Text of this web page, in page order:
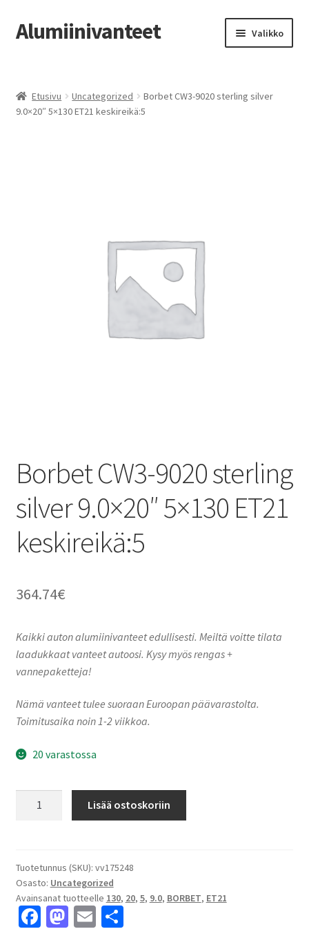
Siirry
navigointiin
Siirry
sisältöön
Alumiinivanteet Valikko
Kauppa
Etusivu Uncategorized
Borbet CW3-9020 sterling silver
9.0×20″ 5×130 ET21 keskireikä:5
Borbet CW3-9020 sterling
silver 9.0×20″ 5×130 ET21
keskireikä:5
364.74€
Kaikki auton alumiinivanteet edullisesti. Meiltä voitte tilata
laadukkaat vanteet autoosi. Kysy myös rengas +
vannepaketteja!
Nämä vanteet tulee suoraan Euroopan päävarastolta.
Toimitusaika noin 1-2 viikkoa.
20 varastossa
silver
9.0x20"
5x130
ET21
Lisää ostoskoriin
Tuotetunnus (SKU): vv175248
Osasto: Uncategorized
Avainsanat tuotteelle 130, 20, 5, 9.0, BORBET, ET21
Fa M E S